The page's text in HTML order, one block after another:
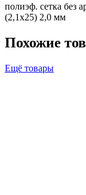
полиэф. сетка без
(2,1х25) 2,0 мм
Похожие
Ещё товары